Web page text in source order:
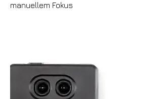
manuellem Fokus